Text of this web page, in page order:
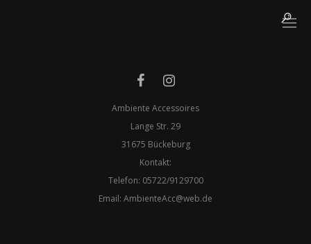
Ambiente Accessoires
Lange Str. 29
31675 Bückeburg
Kontakt:
Telefon: 05722/9129700
​Email: AmbienteAcc@web.de